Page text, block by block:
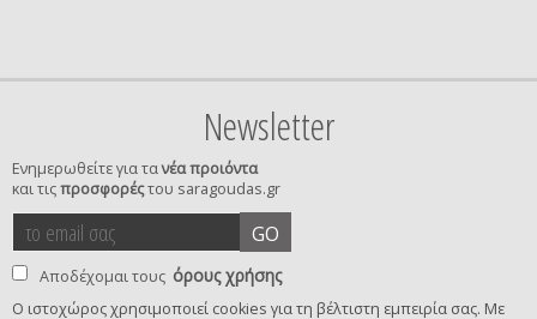
Newsletter
Ενημερωθείτε για τανέα προιόντα
και τιςπροσφορέςτου saragoudas.gr
το
email
σας
GO
Αποδέχομαι τους όρους χρήσης
Ο ιστοχώρος χρησιμοποιεί cookies για τη βέλτιστη εμπειρία σας. Με